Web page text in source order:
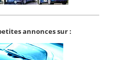
annonces sur :